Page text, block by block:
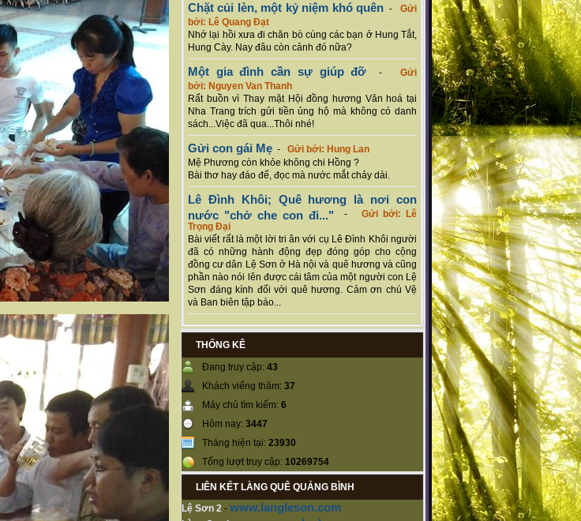
Chặt củi lèn, một kỷ niệm khó quên-Gửi
bởi: Lê Quang Đạt
Nhớ lại hồi xưa đi chăn bò cùng các bạn ở Hung Tắt,
Hung Cày. Nay đâu còn cảnh đó nữa?
Một gia đình cần sự giúp đỡ -Gửi
bởi: Nguyen Van Thanh
Rất buồn vì Thay mặt Hội đồng hương Văn hoá tại
Nha Trang trích gửi tiền ủng hộ mà không có danh
sách...Việc đã qua...Thôi nhé!
Gửi con gái Mẹ - Gửi bởi: Hung Lan
Mệ Phương còn khỏe không chi Hồng ?
Bài thơ hay đáo để, đọc mà nước mắt chảy dài.
Lê Đình Khôi; Quê hương là nơi con
nước "chở che con đi..." - Gửi bởi: Lê
Trọng Đại
Bài viết rất là một lời tri ân với cụ Lê Đình Khôi người
đã có những hành động đẹp đóng góp cho cộng
đồng cư dân Lệ Sơn ở Hà nội và quê hương và cũng
phần nào nói lên được cái tâm của một người con Lệ
Sơn đáng kính đối với quê hương. Cảm ơn chú Vệ
và Ban biên tập báo...
THỐNG KÊ
Đang truy cập: 43
Khách viếng thăm: 37
Máy chủ tìm kiếm: 6
Hôm nay: 3447
Tháng hiện tại: 23930
Tổng lượt truy cập: 10269754
LIÊN KẾT LÀNG QUÊ QUẢNG BÌNH
Lệ Sơn 2 - www.langleson.com